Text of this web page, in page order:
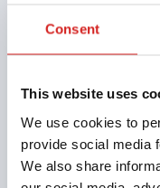
Consent
This website uses
We use cookies to
provide social media
We also share
Certificeren
Inloggen: Mijn
Zoek een